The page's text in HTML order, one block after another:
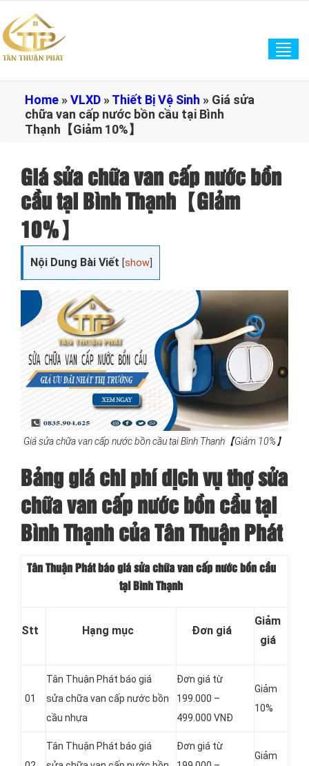
Home »VLXD »Thiết Bị Vệ Sinh » Giá sửa
chữa van cấp nước bồn cầu tại Bình
Thạnh【Giảm 10%】
Giá sửa chữa van cấp nước bồn
cầu tại Bình Thạnh【Giảm
10%】
Nội Dung Bài Viết [show
Giá sửa chữa van cấp nước bồn cầu tại Bình Thạnh【Giảm 10%】
Bảng giá chi phí dịch vụ thợ sửa
chữa van cấp nước bồn cầu tại
Bình Thạnh của Tân Thuận Phát
Tân Thuận Phát báo giá sửa chữa van cấp nước bồn cầu
tại Bình Thạnh
Stt Hạng mục Đơn giá
Giảm
giá
01
Tân Thuận Phát báo giá
sửa chữa van cấp nước bồn
cầu nhựa
Đơn giá từ
199.000 –
499.000 VNĐ
Giảm
10%
Tân Thuận Phát báo giá
Đơn giá từ
Giảm